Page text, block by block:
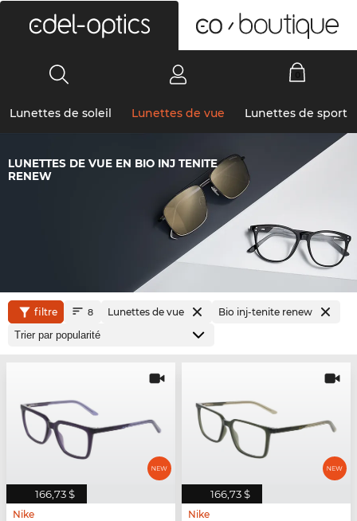
Lunettes de soleil Lunettes de vue Lunettes de sport
LUNETTES DE VUE EN BIO INJ TENITE
RENEW
filtre 8 Lunettes de vue Bio inj-tenite renew
166,73 $
Nike
166,73 $
Nike